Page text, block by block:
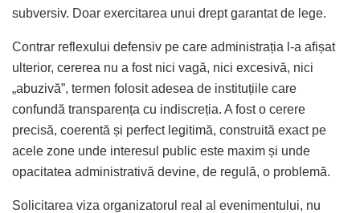
subversiv. Doar exercitarea unui drept garantat de lege.
Contrar reflexului defensiv pe care administrația l-a afișat
ulterior, cererea nu a fost nici vagă, nici excesivă, nici
„abuzivă”, termen folosit adesea de instituțiile care
confundă transparența cu indiscreția. A fost o cerere
precisă, coerentă și perfect legitimă, construită exact pe
acele zone unde interesul public este maxim și unde
opacitatea administrativă devine, de regulă, o problemă.
Solicitarea viza organizatorul real al evenimentului, nu